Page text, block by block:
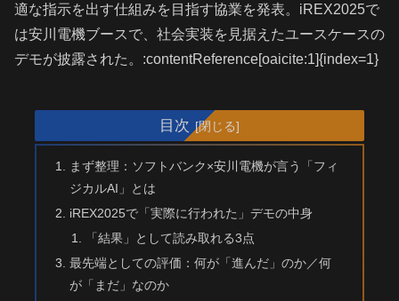
適な指示を出す仕組みを目指す協業を発表。iREX2025で
は安川電機ブースで、社会実装を見据えたユースケースの
デモが披露された。:contentReference[oaicite:1]{index=1}
目次
まず整理：ソフトバンク×安川電機が言う「フィ
ジカルAI」とは
iREX2025で「実際に行われた」デモの中身
「結果」として読み取れる3点
最先端としての評価：何が「進んだ」のか／何
が「まだ」なのか